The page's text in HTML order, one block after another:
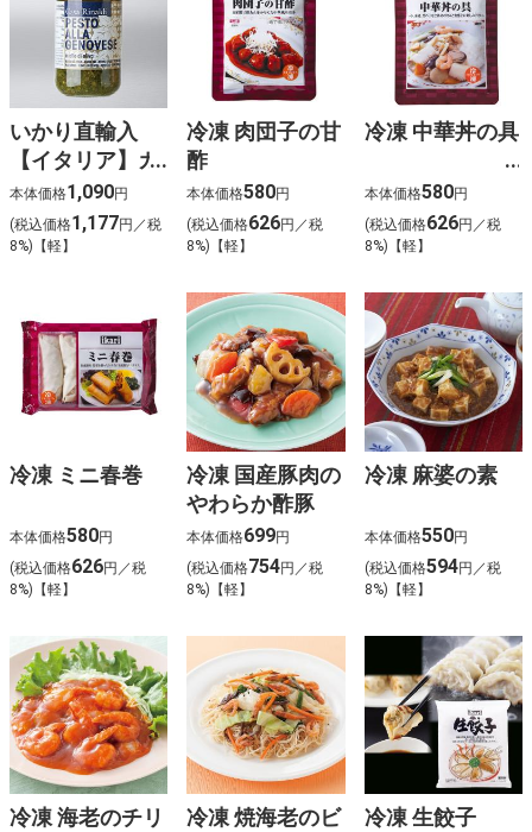
いかり直輸入
【イタリア】カ
サ リナルディ
ジェノベーゼペ
ースト
本体価格1,090円
(税込価格1,177円／税
8%)【軽】
冷凍 肉団子の甘
酢
本体価格580円
(税込価格626円／税
8%)【軽】
冷凍 中華丼の具
本体価格580円
(税込価格626円／税
8%)【軽】
冷凍 ミニ春巻
本体価格580円
(税込価格626円／税
8%)【軽】
冷凍 国産豚肉の
やわらか酢豚
本体価格699円
(税込価格754円／税
8%)【軽】
冷凍 麻婆の素
本体価格550円
(税込価格594円／税
8%)【軽】
冷凍 海老のチリ
冷凍 焼海老のビ
冷凍 生餃子